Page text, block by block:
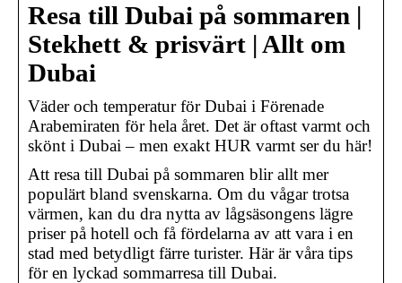
Resa till Dubai på sommaren |
Stekhett & prisvärt | Allt om
Dubai
Väder och temperatur för Dubai i Förenade
Arabemiraten för hela året. Det är oftast varmt och
skönt i Dubai – men exakt HUR varmt ser du här!
Att resa till Dubai på sommaren blir allt mer
populärt bland svenskarna. Om du vågar trotsa
värmen, kan du dra nytta av lågsäsongens lägre
priser på hotell och få fördelarna av att vara i en
stad med betydligt färre turister. Här är våra tips
för en lyckad sommarresa till Dubai.